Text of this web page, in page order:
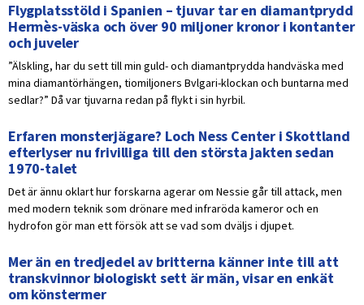
Flygplatsstöld i Spanien – tjuvar tar en diamantprydd
Hermès-väska och över 90 miljoner kronor i kontanter
och juveler
”Älskling, har du sett till min guld- och diamantprydda handväska med
mina diamantörhängen, tiomiljoners Bvlgari-klockan och buntarna med
sedlar?” Då var tjuvarna redan på flykt i sin hyrbil.
Erfaren monsterjägare? Loch Ness Center i Skottland
efterlyser nu frivilliga till den största jakten sedan
1970-talet
Det är ännu oklart hur forskarna agerar om Nessie går till attack, men
med modern teknik som drönare med infraröda kameror och en
hydrofon gör man ett försök att se vad som dväljs i djupet.
Mer än en tredjedel av britterna känner inte till att
transkvinnor biologiskt sett är män, visar en enkät
om könstermer